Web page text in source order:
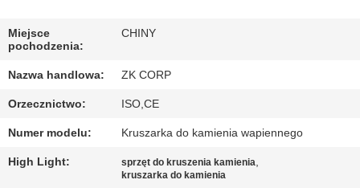
FABRYCE
SKONTAKTUJ
Miejsce
pochodzenia:
CHINY
Nazwa handlowa: ZK CORP
Orzecznictwo: ISO,CE
Numer modelu: Kruszarka do kamienia wapiennego
High Light: sprzęt do kruszenia kamienia,
kruszarka do kamienia